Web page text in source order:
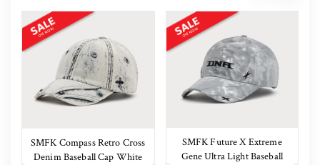
SMFK Compass Retro Cross
Denim Baseball Cap White
SMFK Future X Extreme
Gene Ultra Light Baseball